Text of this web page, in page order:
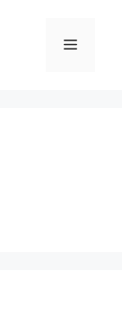
Menu